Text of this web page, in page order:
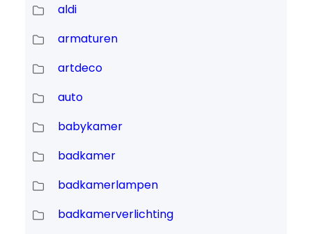
aldi
armaturen
artdeco
auto
babykamer
badkamer
badkamerlampen
badkamerverlichting